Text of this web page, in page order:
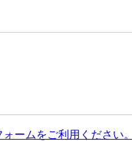
ームをご利用ください。